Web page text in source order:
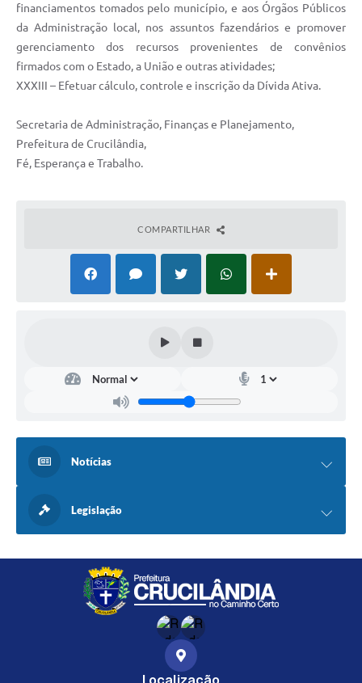
financiamentos tomados pelo município, e aos Órgãos Públicos
da Administração local, nos assuntos fazendários e promover
gerenciamento dos recursos provenientes de convênios
firmados com o Estado, a União e outras atividades;
XXXIII – Efetuar cálculo, controle e inscrição da Dívida Ativa.
Secretaria de Administração, Finanças e Planejamento,
Prefeitura de Crucilândia,
Fé, Esperança e Trabalho.
COMPARTILHAR
Notícias
Legislação